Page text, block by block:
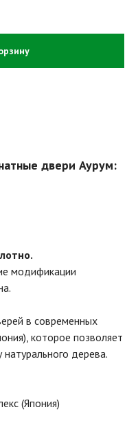
двери Аурум:
модификации
в современных
которое позволяет
дерева.
(Япония)